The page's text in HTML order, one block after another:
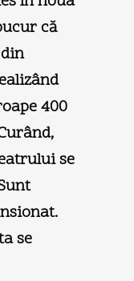
că
400
se
se